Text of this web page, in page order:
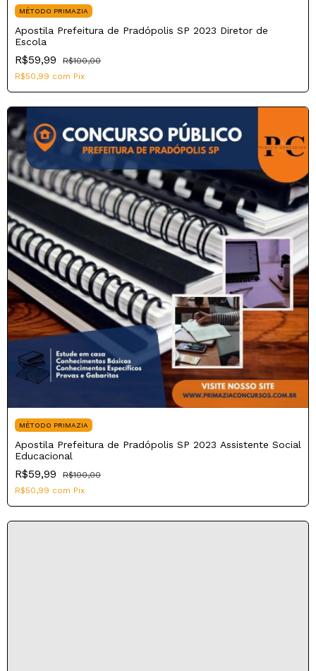
MÉTODO PRIMAZIA
Apostila Prefeitura de Pradópolis SP 2023 Diretor de
Escola
R$59,99
R$100,00
R$50,99 com Pix
MÉTODO PRIMAZIA
Apostila Prefeitura de Pradópolis SP 2023 Assistente Social
Educacional
R$59,99
R$100,00
R$50,99 com Pix